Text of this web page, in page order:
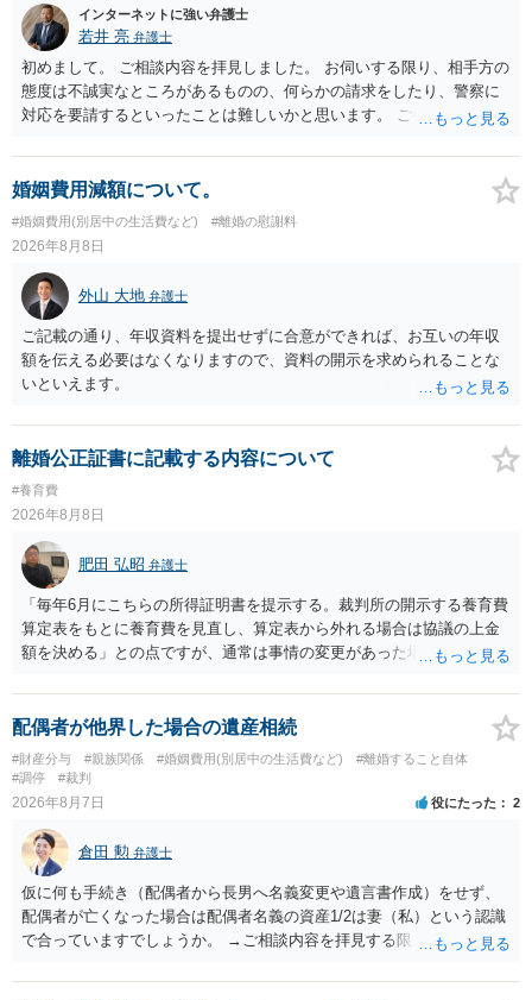
インターネットに強い弁護士
若井 亮 弁護士
初めまして。 ご相談内容を拝見しました。 お伺いする限り、相手方の
態度は不誠実なところがあるものの、何らかの請求をしたり、警察に
対応を要請するといったことは難しいかと思います。 ご参考になれば
婚姻費用減額について。
#婚姻費用(別居中の生活費など) #離婚の慰謝料
2026年8月8日
外山 大地 弁護士
ご記載の通り、年収資料を提出せずに合意ができれば、お互いの年収
額を伝える必要はなくなりますので、資料の開示を求められることな
いといえます。
離婚公正証書に記載する内容について
#養育費
2026年8月8日
肥田 弘昭 弁護士
「毎年6月にこちらの所得証明書を提示する。裁判所の開示する養育費
算定表をもとに養育費を見直し、算定表から外れる場合は協議の上金
額を決める」との点ですが、通常は事情の変更があった場合に変更し
来なかった事情の変更により双方協議の上増減出来る」と「通知義務
に勤務先」が含まれているので、私に収入が入った事は相手に通知が
行く事になり、上記のような文言が無くても養育費の見直しは適宜出
来るかと思うのですが違うのでしょうか？との点はそのとおりかと思
います。養育費は事情の変更があった場合に変更するので毎年見直す
配偶者が他界した場合の遺産相続
#財産分与 #親族関係 #婚姻費用(別居中の生活費など)
#離婚すること自体
#調停
#裁判
2026年8月7日 役にたった 2
倉田 勲 弁護士
仮に何も手続き（配偶者から長男へ名義変更や遺言書作成）をせず、
配偶者が亡くなった場合は配偶者名義の資産1/2は妻（私）という認識
で合っていますでしょうか。 →ご相談内容を拝見する限りでは、その
完全に所有する場合は、他の相続人に対して自宅の評価額の１/２の代